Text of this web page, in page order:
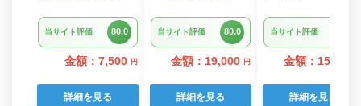
キ【KYF027】
当サイト評価 80.0
金額：7,500 円
詳細を見る
ロ 切り落とし 約
700g(a18-110)
当サイト評価 80.0
金額：19,000 円
詳細を見る
ク)当サイト評価
金額：15,000
詳細を見る